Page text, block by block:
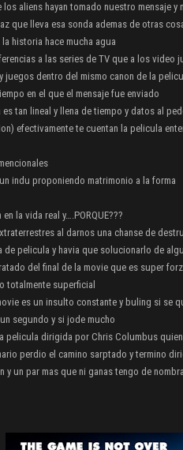
aliens hayan tomado nuestro mensaje y
que lleva esa sonda ademas de otras
historia hace mucha agua
a las series de TV que a los video
dentro del mismo canon de la
en el que el mensaje fue enviado
tan lineal y llena de tiempo y datos al
efectivamente te cuentan la pelicula
indu proponiendo matrimonio a la forma
la vida real y….PORQUE???
al darnos una chanse de
pelicula y havia que solucionarlo de
del final de la movie que es super
totalmente superficial
es un insulto constante y buling si se
segundo y si jode mucho
pelicula dirigida por Chris Columbus
perdio el camino sarptado y termino
un par mas que ni ganas tengo de